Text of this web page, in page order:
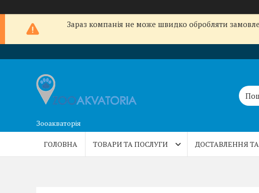
Зараз компанія не може швидко обробляти
Зооакваторія
ГОЛОВНА ТОВАРИ ТА ПОСЛУГИ ДОСТАВЛЕННЯ